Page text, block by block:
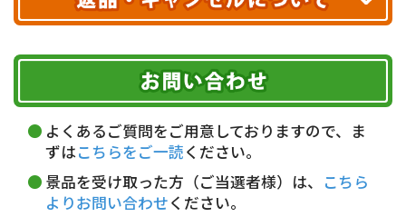
ヤマト運輸
お届け可能時間帯
午前中 14～16時
16～18時
18～20時
19～21時 指定なし
代金引換(現金のみ)
5,000円未満…330円(税込)
銀行振込(前払い)
期限を含むルール（条件）や、お客様にご負担い
ただく費用がございます。
詳しくはこちら▶
よくあるご質問をご用意しておりますので、ま
ずはこちらをご一読ください。
景品を受け取った方（ご当選者様）は、 こちら
よりお問い合わせください。